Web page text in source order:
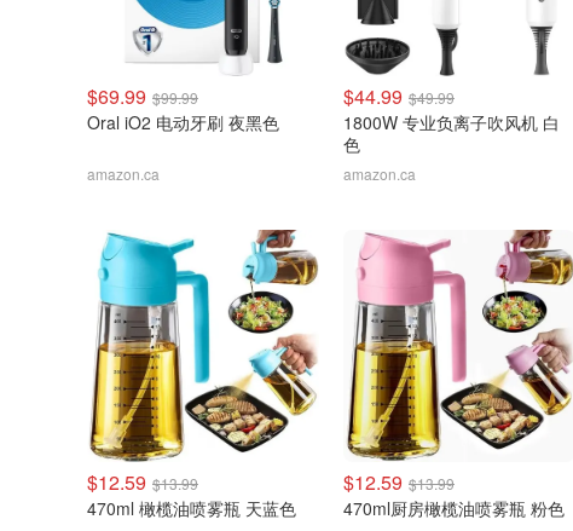
$69.99 $99.99
Oral iO2 电动牙刷 夜黑色
amazon.ca
$44.99 $49.99
1800W 专业负离子吹风机 白
色
amazon.ca
$12.59 $13.99
470ml 橄榄油喷雾瓶 天蓝色
$12.59 $13.99
470ml厨房橄榄油喷雾瓶 粉色